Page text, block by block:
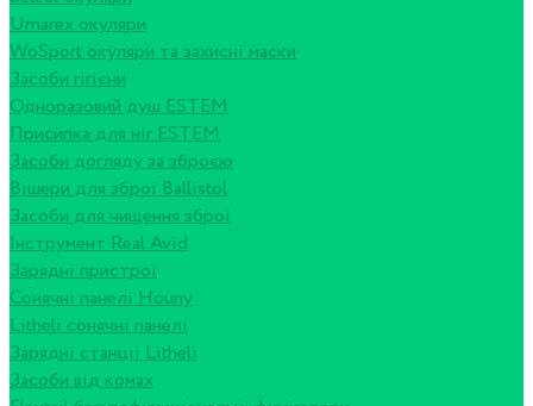
Umarex окуляри
WoSport окуляри та захисні маски
Засоби гігієни
Одноразовий душ ESTEM
Присипка для ніг ESTEM
Засоби догляду за зброєю
Вішери для зброї Ballistol
Засоби для чищення зброї
Інструмент Real Avid
Зарядні пристрої
Сонячні панелі Houny
Litheli сонячні панелі
Зарядні станції Litheli
Засоби від комах